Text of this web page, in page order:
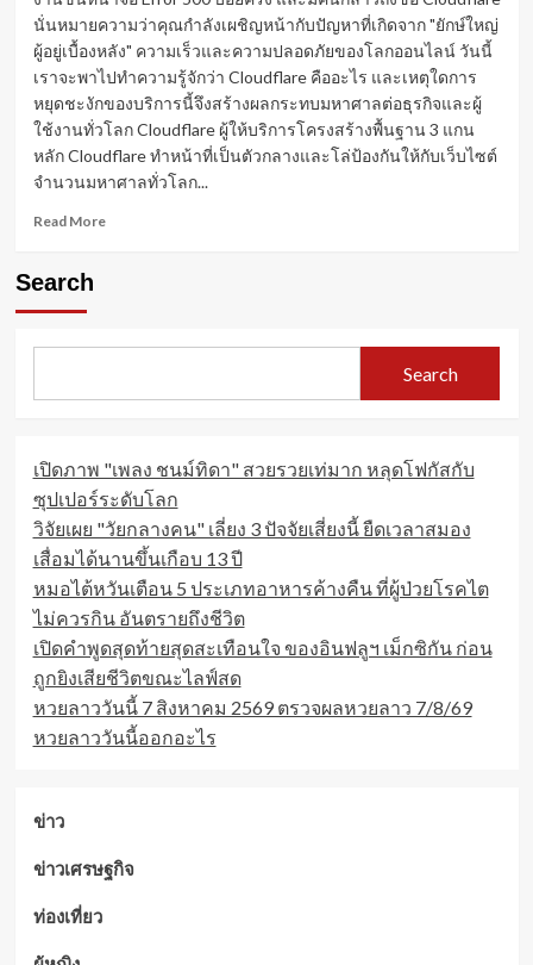
นั่นหมายความว่าคุณกำลังเผชิญหน้ากับปัญหาที่เกิดจาก "ยักษ์ใหญ่
ผู้อยู่เบื้องหลัง" ความเร็วและความปลอดภัยของโลกออนไลน์ วันนี้
เราจะพาไปทำความรู้จักว่า Cloudflare คืออะไร และเหตุใดการ
หยุดชะงักของบริการนี้จึงสร้างผลกระทบมหาศาลต่อธุรกิจและผู้
ใช้งานทั่วโลก Cloudflare ผู้ให้บริการโครงสร้างพื้นฐาน 3 แกน
หลัก Cloudflare ทำหน้าที่เป็นตัวกลางและโล่ป้องกันให้กับเว็บไซต์
จำนวนมหาศาลทั่วโลก...
Read MoreRead
ทำไม
“ล่ม”
ใหญ่
ราย
นี้
ถึง
เขย่า
อินเทอร์เน็ต
ทั่ว
โลก!
Search
Search
เปิดภาพ "เพลง ชนม์ทิดา" สวยรวยเท่มาก หลุดโฟกัสกับ
ซุปเปอร์ระดับโลก
วิจัยเผย "วัยกลางคน" เลี่ยง 3 ปัจจัยเสี่ยงนี้ ยืดเวลาสมอง
เสื่อมได้นานขึ้นเกือบ 13 ปี
หมอไต้หวันเตือน 5 ประเภทอาหารค้างคืน ที่ผู้ป่วยโรคไต
ไม่ควรกิน อันตรายถึงชีวิต
เปิดคำพูดสุดท้ายสุดสะเทือนใจ ของอินฟลูฯ เม็กซิกัน ก่อน
ถูกยิงเสียชีวิตขณะไลฟ์สด
หวยลาววันนี้ 7 สิงหาคม 2569 ตรวจผลหวยลาว 7/8/69
หวยลาววันนี้ออกอะไร
ข่าว
ข่าวเศรษฐกิจ
ท่องเที่ยว